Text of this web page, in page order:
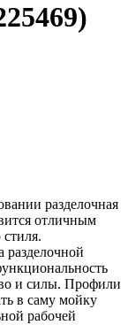
разделочная
отличным
и силы. Профили
в саму мойку
рабочей